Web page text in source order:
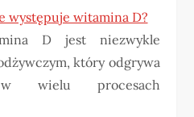
występuje witamina D?
D jest niezwykle
który odgrywa
wielu procesach